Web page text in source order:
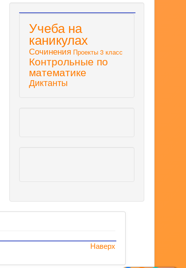
Учеба на
каникулах
Сочинения Проекты 3 класс
Контрольные по
математике
Диктанты
Наверх